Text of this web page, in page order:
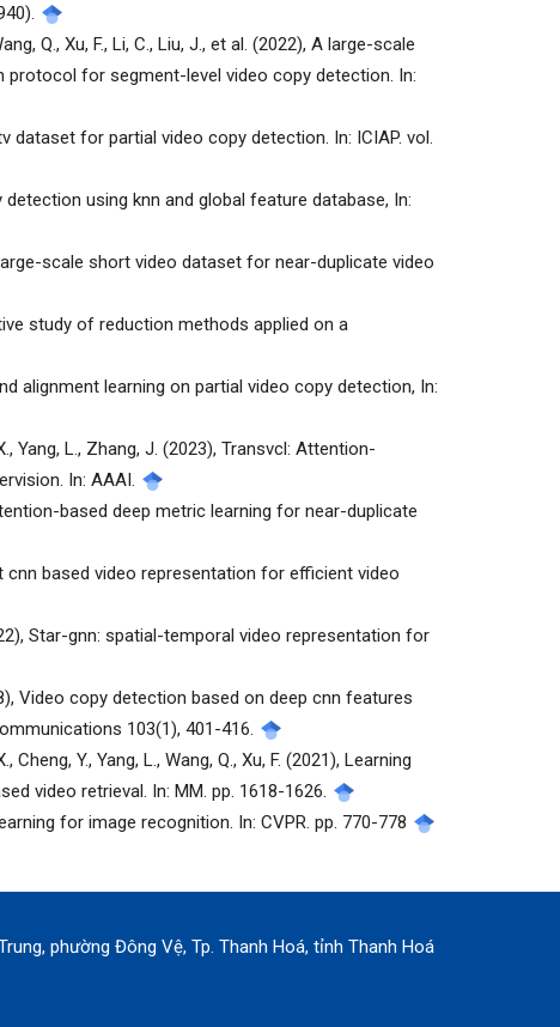
Q., Xu, F., Li, C., Liu, J., et al. (2022), A large-scale
for segment-level video copy detection. In:
dataset for partial video copy detection. In: ICIAP. vol.
detection using knn and global feature database, In:
large-scale short video dataset for near-duplicate video
study of reduction methods applied on a
alignment learning on partial video copy detection, In:
Yang, L., Zhang, J. (2023), Transvcl: Attention-
In: AAAI.
based deep metric learning for near-duplicate
cnn based video representation for efficient video
Star-gnn: spatial-temporal video representation for
Video copy detection based on deep cnn features
103(1), 401-416.
Cheng, Y., Yang, L., Wang, Q., Xu, F. (2021), Learning
video retrieval. In: MM. pp. 1618-1626.
for image recognition. In: CVPR. pp. 770-778
phường Đông Vệ, Tp. Thanh Hoá, tỉnh Thanh Hoá